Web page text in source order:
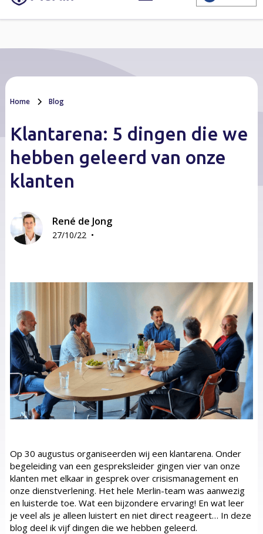
Home Blog
Klantarena: 5 dingen die we
hebben geleerd van onze
klanten
René de Jong
27/10/22 •
Op 30 augustus organiseerden wij een klantarena. Onder
begeleiding van een gespreksleider gingen vier van onze
klanten met elkaar in gesprek over crisismanagement en
onze dienstverlening. Het hele Merlin-team was aanwezig
en luisterde toe. Wat een bijzondere ervaring! En wat leer
je veel als je alleen luistert en niet direct reageert… In deze
blog deel ik vijf dingen die we hebben geleerd.